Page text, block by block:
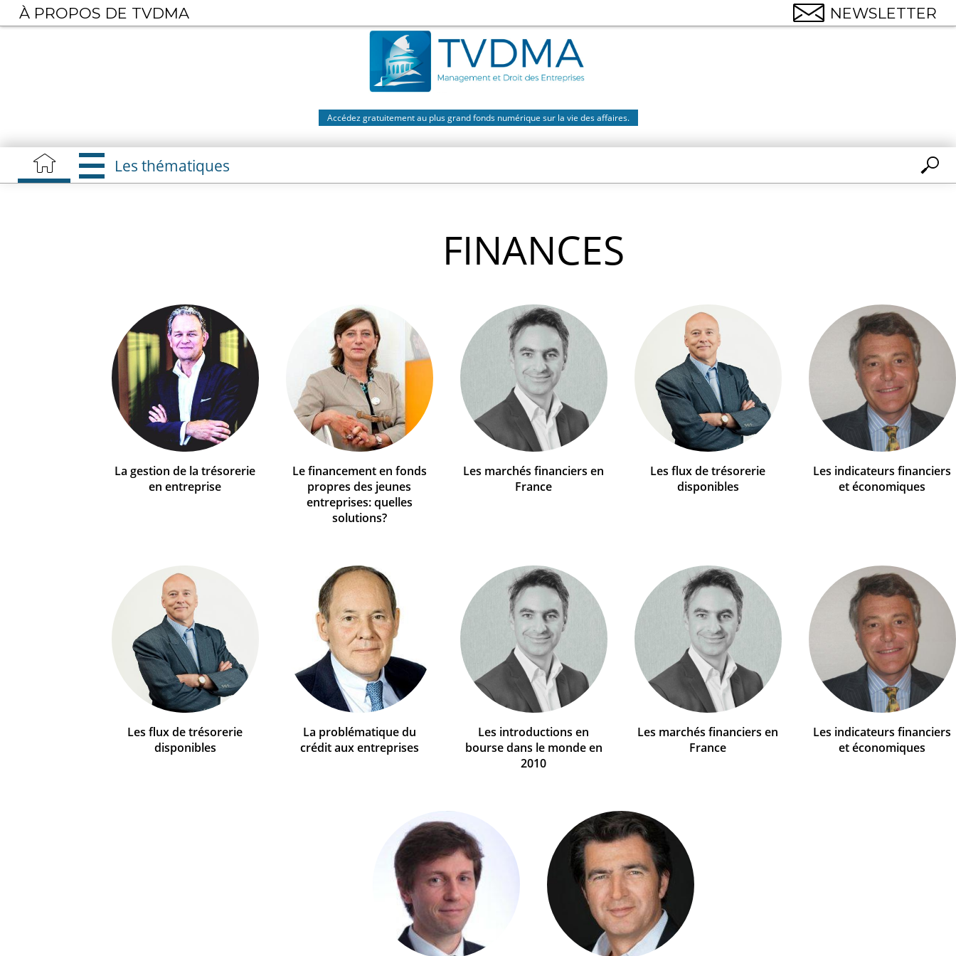
Aller
au
Accédez gratuitement au plus grand fonds numérique sur la vie des affaires.
Les thématiques
FINANCES
La gestion de la trésorerie
en entreprise
Le financement en fonds
propres des jeunes
entreprises: quelles
solutions?
Les marchés financiers en
France
Les flux de trésorerie
disponibles
Les indicateurs financiers
et économiques
Les flux de trésorerie
disponibles
La problématique du
crédit aux entreprises
Les introductions en
bourse dans le monde en
2010
Les marchés financiers en
France
Les indicateurs financiers
et économiques
À PROPOS DE TVDMA NEWSLETTER